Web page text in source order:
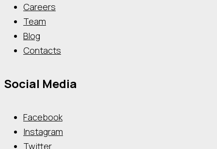
Careers
Team
Blog
Contacts
Social Media
Facebook
Instagram
Twitter